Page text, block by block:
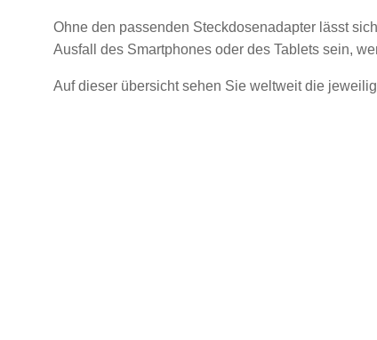
Ohne den passenden Steckdosenadapter lässt
Ausfall des Smartphones oder des Tablets sein,
Auf dieser übersicht sehen Sie weltweit die